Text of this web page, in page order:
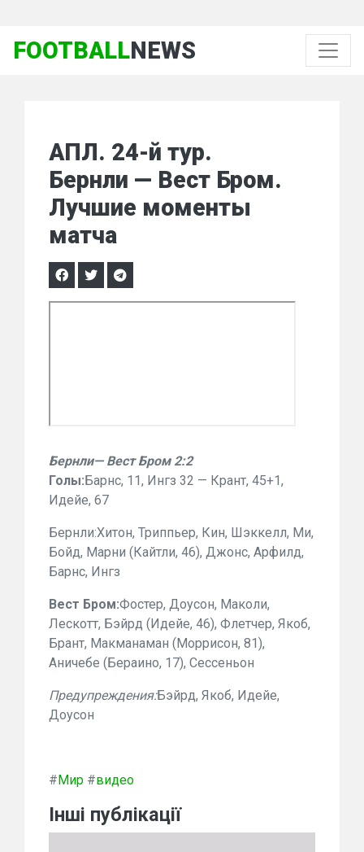
FOOTBALLNEWS
АПЛ. 24-й тур.
Бернли — Вест Бром.
Лучшие моменты
матча
Бернли— Вест Бром 2:2
Голы:Барнс, 11, Ингз 32 — Крант, 45+1,
Идейе, 67
Бернли:Хитон, Триппьер, Кин, Шэккелл, Ми,
Бойд, Марни (Кайтли, 46), Джонс, Арфилд,
Барнс, Ингз
Вест Бром:Фостер, Доусон, Маколи,
Лескотт, Бэйрд (Идейе, 46), Флетчер, Якоб,
Брант, Макманаман (Моррисон, 81),
Аничебе (Бераино, 17), Сессеньон
Предупреждения:Бэйрд, Якоб, Идейе,
Доусон
#Мир #видео
Інші публікації